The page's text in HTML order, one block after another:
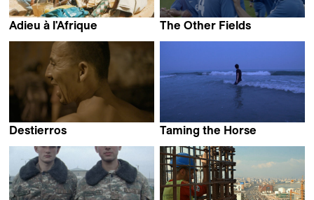
Adieu à l'Afrique
The Other Fields
Destierros
Taming the Horse